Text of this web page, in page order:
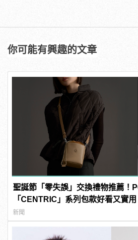
你可能有興趣的文章
聖誕節「零失誤」交換禮物推薦！
「CENTRIC」系列包款好看又實用
新聞